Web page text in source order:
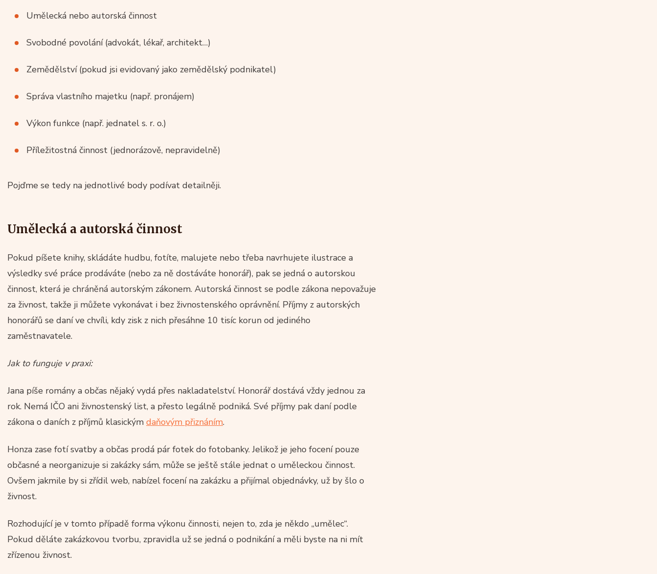
Umělecká nebo autorská činnost
Svobodné povolání (advokát, lékař, architekt…)
Zemědělství (pokud jsi evidovaný jako zemědělský podnikatel)
Správa vlastního majetku (např. pronájem)
Výkon funkce (např. jednatel s. r. o.)
Příležitostná činnost (jednorázově, nepravidelně)
Pojďme se tedy na jednotlivé body podívat detailněji.
Umělecká a autorská činnost
Pokud píšete knihy, skládáte hudbu, fotíte, malujete nebo třeba navrhujete ilustrace a
výsledky své práce prodáváte (nebo za ně dostáváte honorář), pak se jedná o autorskou
činnost, která je chráněná autorským zákonem. Autorská činnost se podle zákona nepovažuje
za živnost, takže ji můžete vykonávat i bez živnostenského oprávnění. Příjmy z autorských
honorářů se daní ve chvíli, kdy zisk z nich přesáhne 10 tisíc korun od jediného
zaměstnavatele.
Jak to funguje v praxi:
Jana píše romány a občas nějaký vydá přes nakladatelství. Honorář dostává vždy jednou za
rok. Nemá IČO ani živnostenský list, a přesto legálně podniká. Své příjmy pak daní podle
zákona o daních z příjmů klasickým daňovým přiznáním.
Honza zase fotí svatby a občas prodá pár fotek do fotobanky. Jelikož je jeho focení pouze
občasné a neorganizuje si zakázky sám, může se ještě stále jednat o uměleckou činnost.
Ovšem jakmile by si zřídil web, nabízel focení na zakázku a přijímal objednávky, už by šlo o
živnost.
Rozhodující je v tomto případě forma výkonu činnosti, nejen to, zda je někdo „umělec“.
Pokud děláte zakázkovou tvorbu, zpravidla už se jedná o podnikání a měli byste na ni mít
zřízenou živnost.